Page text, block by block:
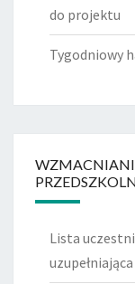
do projektu
Tygodniowy
Lista